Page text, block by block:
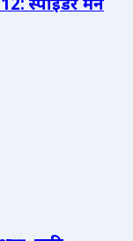
स्पाइडर मैन